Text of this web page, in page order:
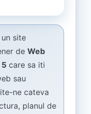
site
de Web
care sa iti
sau
ne cateva
planul de